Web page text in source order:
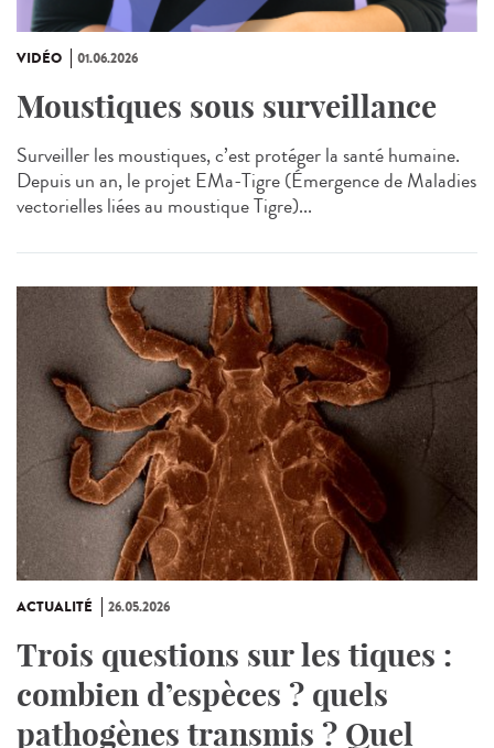
VIDÉO 01.06.2026
Moustiques sous surveillance
Surveiller les moustiques, c’est protéger la santé humaine.
Depuis un an, le projet EMa‑Tigre (Émergence de Maladies
vectorielles liées au moustique Tigre)...
ACTUALITÉ 26.05.2026
Trois questions sur les tiques :
combien d’espèces ? quels
pathogènes transmis ? Quel